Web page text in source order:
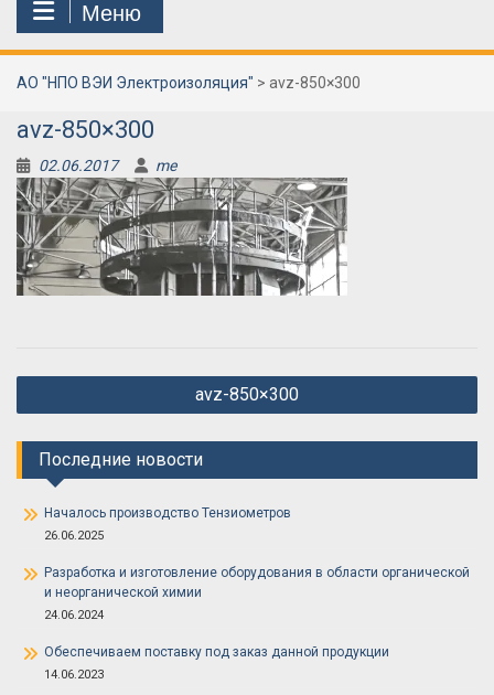
Меню
АО "НПО ВЭИ Электроизоляция" > avz-850×300
avz-850×300
02.06.2017 me
Навигация
по
записям
avz-850×300
Последние новости
Началось производство Тензиометров
26.06.2025
Разработка и изготовление оборудования в области органической
и неорганической химии
24.06.2024
Обеспечиваем поставку под заказ данной продукции
14.06.2023